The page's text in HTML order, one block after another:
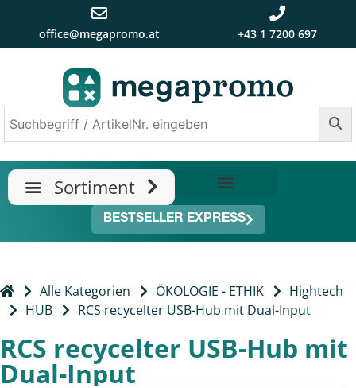
office@megapromo.at +43 1 7200 697
BESTSELLER EXPRESS
Alle Kategorien ÖKOLOGIE - ETHIK
Hightech
HUB
RCS recycelter USB-Hub mit Dual-Input
RCS recycelter USB-Hub mit
Dual-Input